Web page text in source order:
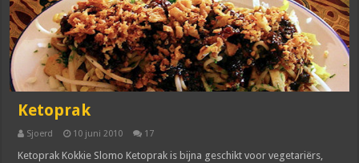
Ketoprak
Sjoerd 10 juni 2010 17
Ketoprak Kokkie Slomo Ketoprak is bijna geschikt voor vegetariërs,